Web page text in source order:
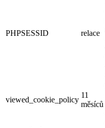
PHPSESSID relace
viewed_cookie_policy
11
měsíců